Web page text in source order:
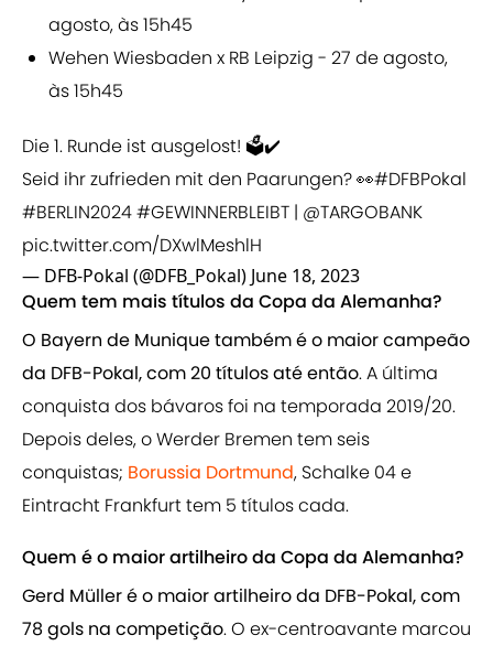
agosto, às 15h45
Wehen Wiesbaden x RB Leipzig - 27 de agosto,
às 15h45
Die 1. Runde ist ausgelost! 🗳️✔️
Seid ihr zufrieden mit den Paarungen? 👀#DFBPokal
#BERLIN2024#GEWINNERBLEIBT | @TARGOBANK
pic.twitter.com/DXwlMeshlH
— DFB-Pokal (@DFB_Pokal) June 18, 2023
Quem tem mais títulos da Copa da Alemanha?
O Bayern de Munique também é o maior campeão
da DFB-Pokal, com 20 títulos até então. A última
conquista dos bávaros foi na temporada 2019/20.
Depois deles, o Werder Bremen tem seis
conquistas; Borussia Dortmund, Schalke 04 e
Eintracht Frankfurt tem 5 títulos cada.
Quem é o maior artilheiro da Copa da Alemanha?
Gerd Müller é o maior artilheiro da DFB-Pokal, com
78 gols na competição.O ex-centroavante marcou